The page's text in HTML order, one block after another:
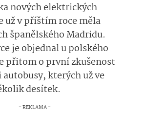
nových elektrických
už v příštím roce měla
španělského Madridu.
je objednal u polského
přitom o první zkušenost
kterých už ve
desítek.